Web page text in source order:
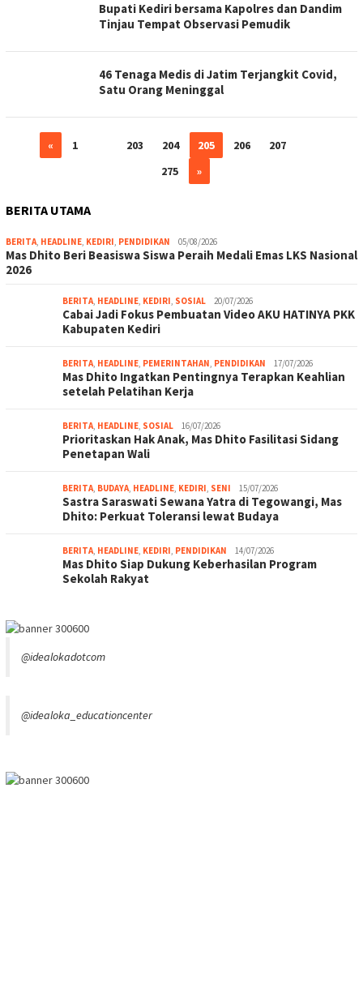
Bupati Kediri bersama Kapolres dan Dandim
Tinjau Tempat Observasi Pemudik
46 Tenaga Medis di Jatim Terjangkit Covid,
Satu Orang Meninggal
« 1 203 204 205 206 207
275
»
BERITA UTAMA
BERITA, HEADLINE, KEDIRI, PENDIDIKAN 05/08/2026
Mas Dhito Beri Beasiswa Siswa Peraih Medali Emas LKS Nasional
2026
BERITA, HEADLINE, KEDIRI, SOSIAL 20/07/2026
Cabai Jadi Fokus Pembuatan Video AKU HATINYA PKK
Kabupaten Kediri
BERITA, HEADLINE, PEMERINTAHAN, PENDIDIKAN 17/07/2026
Mas Dhito Ingatkan Pentingnya Terapkan Keahlian
setelah Pelatihan Kerja
BERITA, HEADLINE, SOSIAL 16/07/2026
Prioritaskan Hak Anak, Mas Dhito Fasilitasi Sidang
Penetapan Wali
BERITA, BUDAYA, HEADLINE, KEDIRI, SENI 15/07/2026
Sastra Saraswati Sewana Yatra di Tegowangi, Mas
Dhito: Perkuat Toleransi lewat Budaya
BERITA, HEADLINE, KEDIRI, PENDIDIKAN 14/07/2026
Mas Dhito Siap Dukung Keberhasilan Program
Sekolah Rakyat
@idealokadotcom
@idealoka_educationcenter